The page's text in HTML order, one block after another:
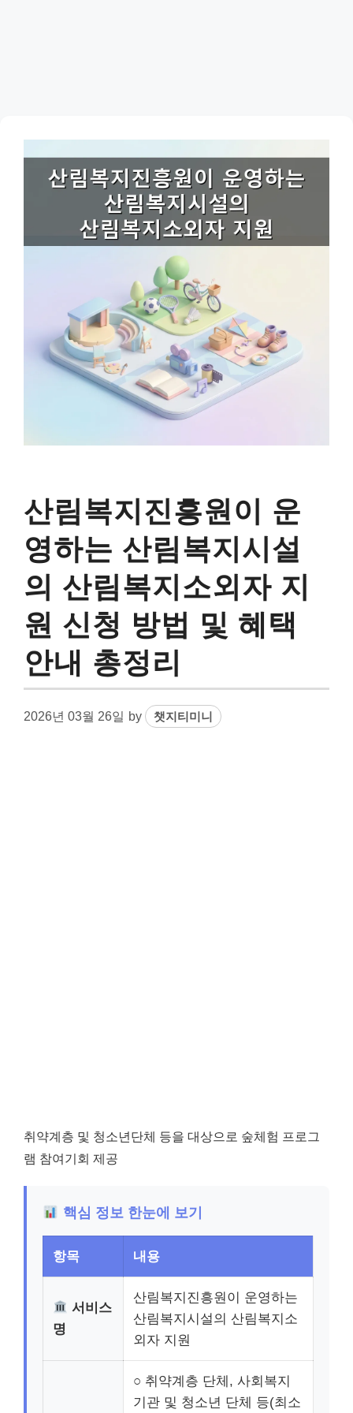
산림복지진흥원이 운
영하는 산림복지시설
의 산림복지소외자 지
원 신청 방법 및 혜택
안내 총정리
2026년 03월 26일 by 챗지티미니
취약계층 및 청소년단체 등을 대상으로 숲체험 프로그
램 참여기회 제공
핵심 정보 한눈에 보기
항목 내용
서비스
명
산림복지진흥원이 운영하는
산림복지시설의 산림복지소
외자 지원
○ 취약계층 단체, 사회복지
기관 및 청소년 단체 등(최소